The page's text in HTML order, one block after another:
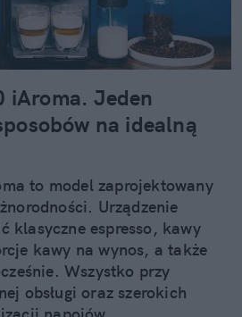
iAroma. Jeden
na idealną
to model zaprojektowany
Urządzenie
klasyczne espresso, kawy
kawy na wynos, a także
Wszystko przy
obsługi oraz szerokich